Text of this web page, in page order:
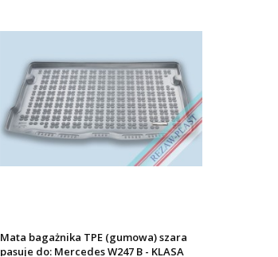
Mata bagażnika TPE (gumowa) szara
pasuje do: Mercedes W247 B - KLASA